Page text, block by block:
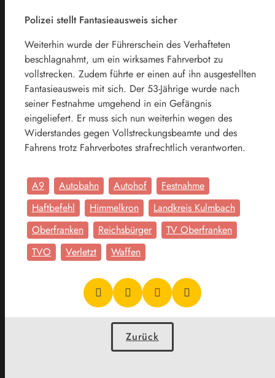
Polizei stellt Fantasieausweis sicher
Weiterhin wurde der Führerschein des Verhafteten
beschlagnahmt, um ein wirksames Fahrverbot zu
vollstrecken. Zudem führte er einen auf ihn ausgestellten
Fantasieausweis mit sich. Der 53-Jährige wurde nach
seiner Festnahme umgehend in ein Gefängnis
eingeliefert. Er muss sich nun weiterhin wegen des
Widerstandes gegen Vollstreckungsbeamte und des
Fahrens trotz Fahrverbotes strafrechtlich verantworten.
A9 Autobahn Autohof
Festnahme
Haftbefehl
Himmelkron
Landkreis Kulmbach
Oberfranken
Reichsbürger
TV Oberfranken
TVO
Verletzt Waffen
Zurück